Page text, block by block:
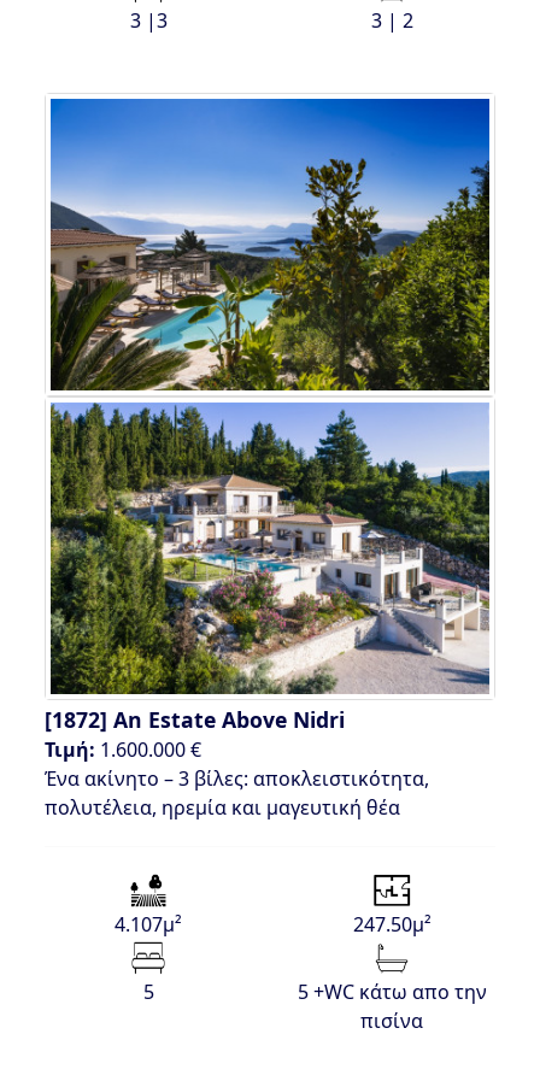
3 |3 3 | 2
[1872] An Estate Above Nidri
Τιμή: 1.600.000 €
Ένα ακίνητο – 3 βίλες: αποκλειστικότητα,
πολυτέλεια, ηρεμία και μαγευτική θέα
4.107μ² 247.50μ²
5
5 +WC κάτω απο την
πισίνα